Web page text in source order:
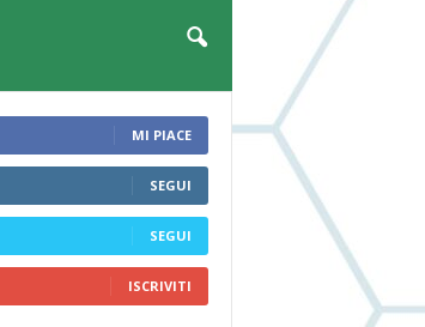
MI PIACE
SEGUI
SEGUI
ISCRIVITI